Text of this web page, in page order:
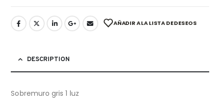
AÑADIR A LA LISTA DE DESEOS
DESCRIPTION
Sobremuro gris 1 luz